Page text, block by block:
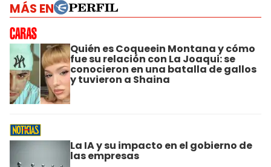
MÁS EN
Quién es Coqueein Montana y cómo
fue su relación con La Joaqui: se
conocieron en una batalla de gallos
y tuvieron a Shaina
La IA y su impacto en el gobierno de
las empresas